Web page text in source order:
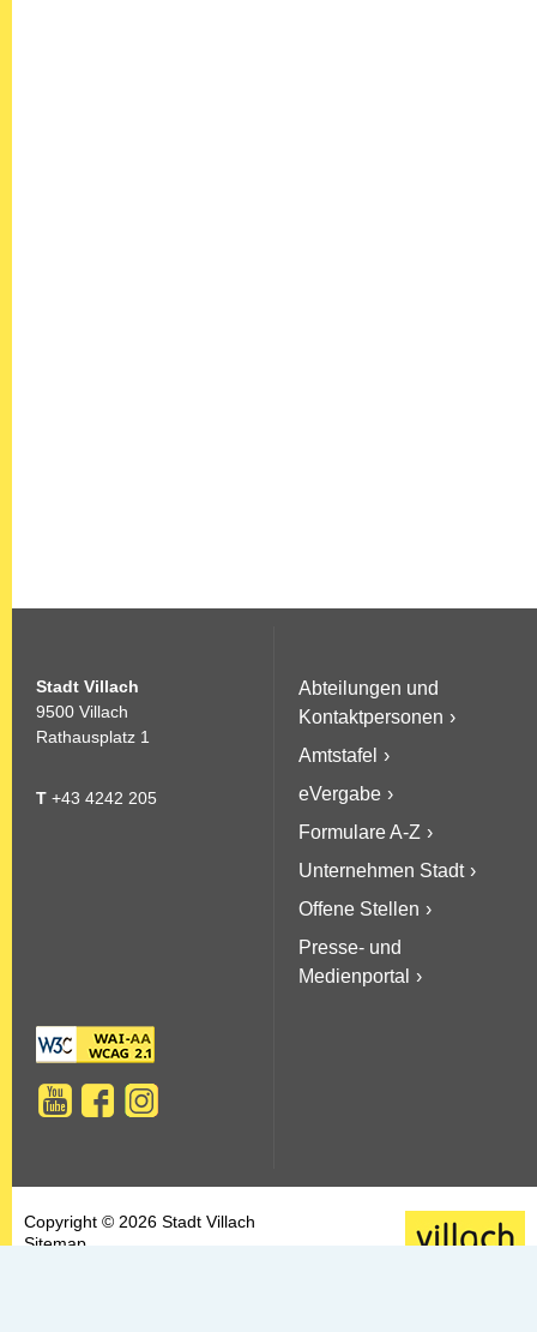
Stadt Villach
9500 Villach
Rathausplatz 1
T +43 4242 205
Abteilungen und
Kontaktpersonen
Amtstafel
eVergabe
Formulare A-Z
Unternehmen Stadt
Offene Stellen
Presse- und
Medienportal
Copyright © 2026 Stadt Villach
Sitemap